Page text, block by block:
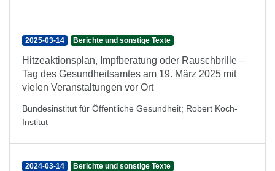
2025-03-14 Berichte und sonstige Texte
Hitzeaktionsplan, Impfberatung oder Rauschbrille –
Tag des Gesundheitsamtes am 19. März 2025 mit
vielen Veranstaltungen vor Ort
Bundesinstitut für Öffentliche Gesundheit; Robert Koch-
Institut
2024-03-14 Berichte und sonstige Texte